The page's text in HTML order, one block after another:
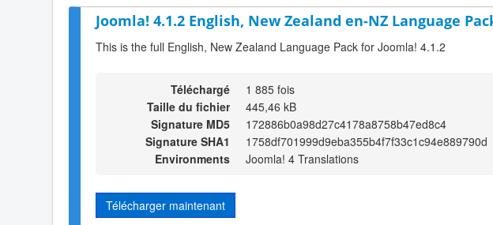
Joomla! 4.1.2 English, New Zealand en-NZ Language
This is the full English, New Zealand Language Pack for Joomla! 4.1.2
Téléchargé
1 885 fois
Taille du fichier
445,46 kB
Signature MD5
172886b0a98d27c4178a8758b47ed8c4
Signature SHA1
1758df701999d9eba355b4f7f33c1c94e889790d
Environments
Joomla! 4 Translations
Télécharger maintenant